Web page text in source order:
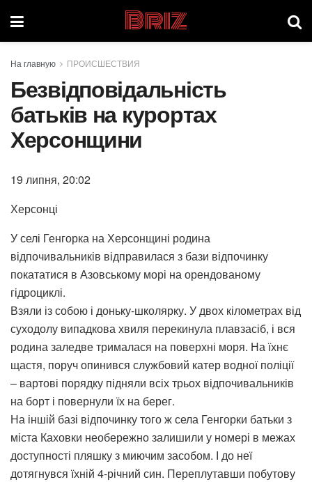
Briz
На главную ПРОИСШЕСТВИЯ
Безвідповідальність
батьків на курортах
Херсонщини
19 липня, 20:02
Херсонці
У селі Генгорка на Херсонщині родина
відпочивальників відправилася з бази відпочинку
покататися в Азовському морі на орендованому
гідроциклі.
Взяли із собою і доньку-школярку. У двох кілометрах від
суходолу випадкова хвиля перекинула плавзасіб, і вся
родина заледве трималася на поверхні моря. На їхнє
щастя, поруч опинився службовий катер водної поліції
– вартові порядку підняли всіх трьох відпочивальників
на борт і повернули їх на берег.
На іншій базі відпочинку того ж села Генгорки батьки з
міста Каховки необережно залишили у номері в межах
доступності пляшку з миючим засобом. І до неї
дотягнувся їхній 4-річний син. Переплутавши побутову